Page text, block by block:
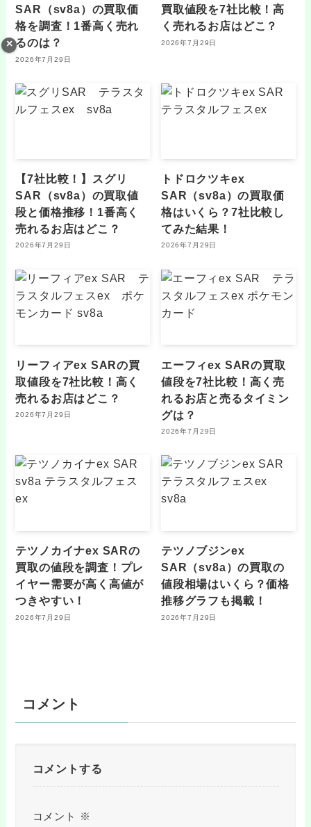
SAR（sv8a）の買取価
格を調査！1番高く売れ
るのは？
2026年7月29日
買取値段を7社比較！高
く売れるお店はどこ？
2026年7月29日
【7社比較！】スグリ
SAR（sv8a）の買取値
段と価格推移！1番高く
売れるお店はどこ？
2026年7月29日
トドロクツキex
SAR（sv8a）の買取価
格はいくら？7社比較し
てみた結果！
2026年7月29日
リーフィアex SARの買
取値段を7社比較！高く
売れるお店はどこ？
2026年7月29日
エーフィex SARの買取
値段を7社比較！高く売
れるお店と売るタイミン
グは？
2026年7月29日
テツノカイナex SARの
買取の値段を調査！プレ
イヤー需要が高く高値が
つきやすい！
2026年7月29日
テツノブジンex
SAR（sv8a）の買取の
値段相場はいくら？価格
推移グラフも掲載！
2026年7月29日
コメント
コメントする
コメント ※